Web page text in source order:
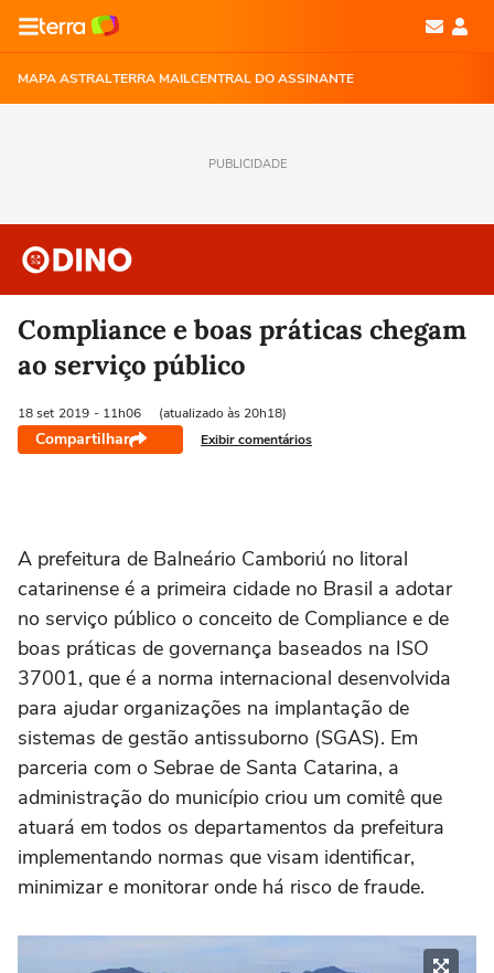
MAPA ASTRALTERRA MAILCENTRAL DO ASSINANTE
PUBLICIDADE
Compliance e boas práticas chegam
ao serviço público
18 set 2019 - 11h06 (atualizado às 20h18)
Compartilhar Exibir comentários
A prefeitura de Balneário Camboriú no litoral
catarinense é a primeira cidade no Brasil a adotar
no serviço público o conceito de Compliance e de
boas práticas de governança baseados na ISO
37001, que é a norma internacional desenvolvida
para ajudar organizações na implantação de
sistemas de gestão antissuborno (SGAS). Em
parceria com o Sebrae de Santa Catarina, a
administração do município criou um comitê que
atuará em todos os departamentos da prefeitura
implementando normas que visam identificar,
minimizar e monitorar onde há risco de fraude.